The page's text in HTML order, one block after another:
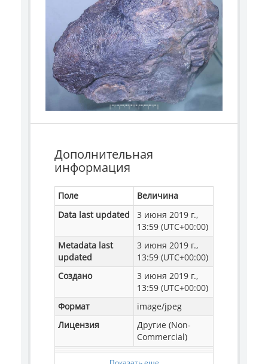
Дополнительная
информация
Поле
Величина
Data last updated
3 июня 2019 г.,
13:59 (UTC+00:00)
Metadata last
updated
3 июня 2019 г.,
13:59 (UTC+00:00)
Создано
3 июня 2019 г.,
13:59 (UTC+00:00)
Формат
image/jpeg
Лицензия
Другие (Non-
Commercial)